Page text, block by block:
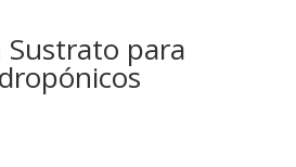
Sustrato para